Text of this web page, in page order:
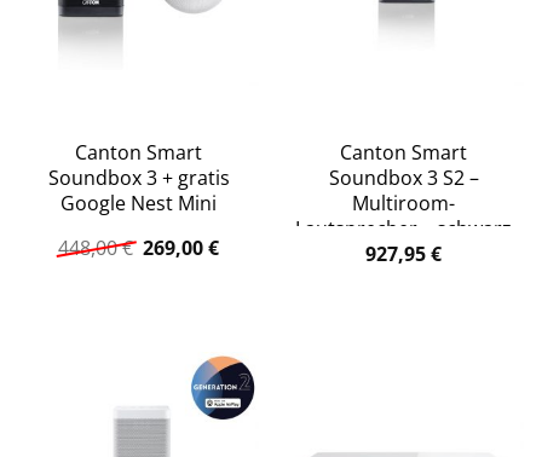
Canton Smart
Soundbox 3 + gratis
Google Nest Mini
448,00€ Ursprünglicher
Preis
269,00€Aktueller
Canton Smart
Soundbox 3 S2 –
Multiroom-
Lautsprecher – schwarz
927,95€